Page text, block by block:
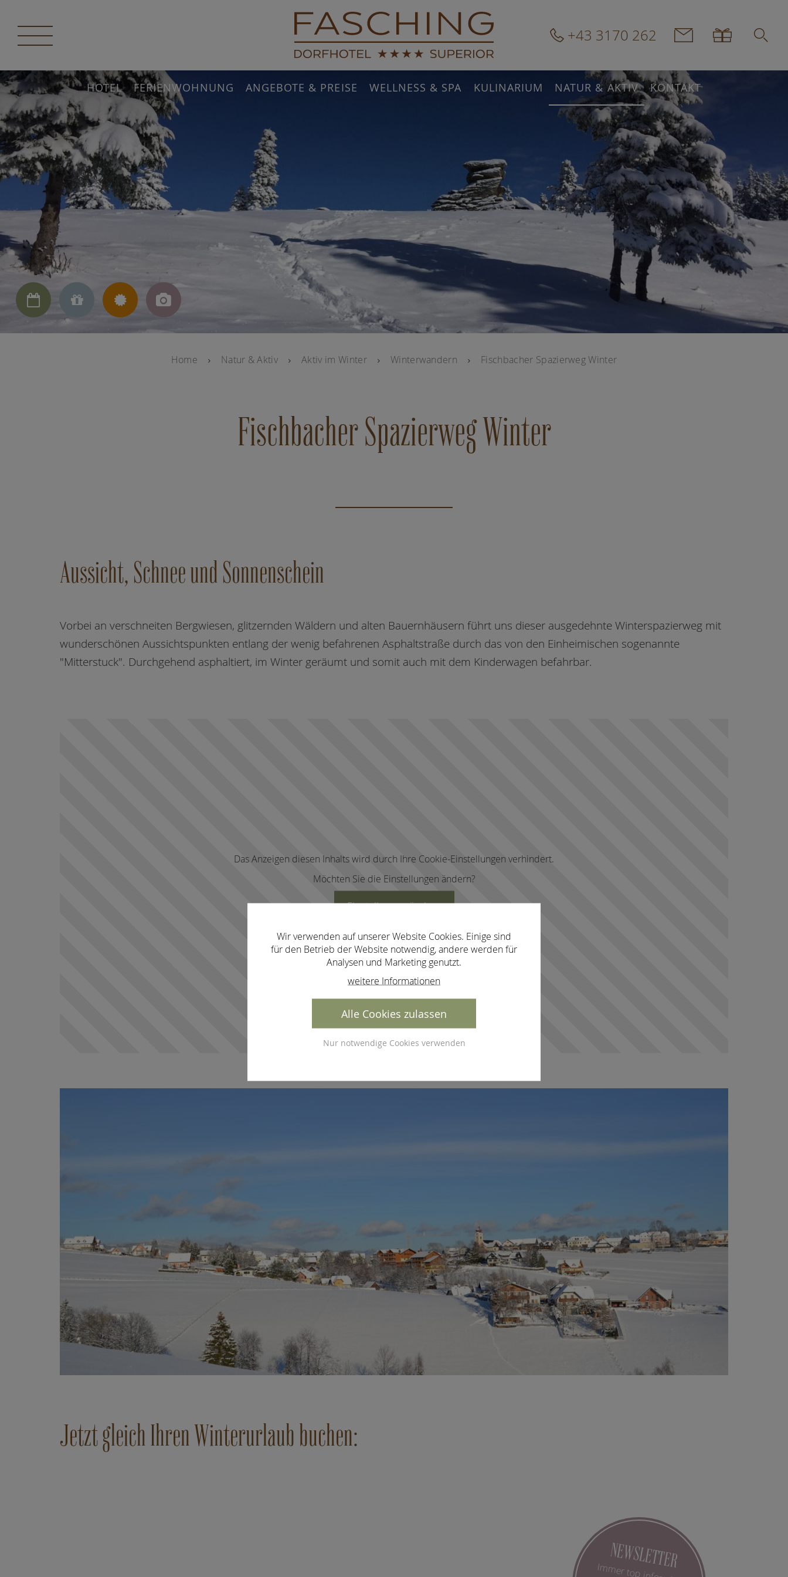
   
HOTEL FERIENWOHNUNG ANGEBOTE & PREISE WELLNESS & SPA KULINARIUM NATUR & AKTIV KONTAKT
+43 3170 262
Home Natur & Aktiv Aktiv im Winter Winterwandern Fischbacher Spazierweg Winter
Fischbacher Spazierweg Winter
Aussicht, Schnee und Sonnenschein
Vorbei an verschneiten Bergwiesen, glitzernden Wäldern und alten Bauernhäusern führt uns dieser ausgedehnte Winterspazierweg mit
wunderschönen Aussichtspunkten entlang der wenig befahrenen Asphaltstraße durch das von den Einheimischen sogenannte
"Mitterstuck". Durchgehend asphaltiert, im Winter geräumt und somit auch mit dem Kinderwagen befahrbar.
Das Anzeigen diesen Inhalts wird durch Ihre Cookie-Einstellungen verhindert.
Möchten Sie die Einstellungen ändern?
Einstellungen ändern
Jetzt gleich Ihren Winterurlaub buchen:
NEWSLETTER
Wir verwenden auf unserer Website Cookies. Einige sind
für den Betrieb der Website notwendig, andere werden für
Analysen und Marketing genutzt.
weitere Informationen
Alle Cookies zulassen
Nur notwendige Cookies verwenden